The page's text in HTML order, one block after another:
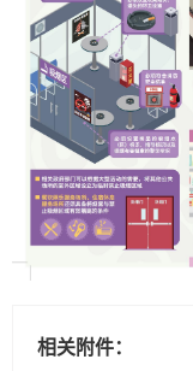
相关附件：